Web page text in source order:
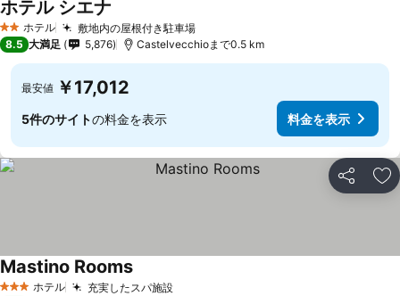
2 ホテルのランク
ホテル 敷地内の屋根付き駐車場
ホテル シエナ
8.5 大満足 5,876 Castelvecchioまで0.5 km
最安値 ￥17,012
5件のサイトの料金を表示 料金を表示
シェア お
3 ホテルのランク
ホテル 充実したスパ施設
Mastino Rooms